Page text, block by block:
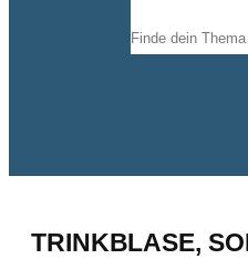
Suchen
TRINKBLASE,